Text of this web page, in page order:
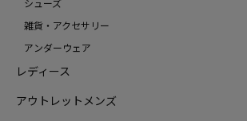
シューズ
雑貨・アクセサリー
アンダーウェア
レディース
アウトレットメンズ